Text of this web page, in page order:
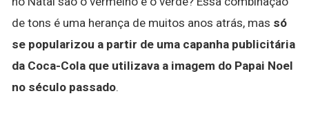
de tons é uma herança de muitos anos atrás, mas só
se popularizou a partir de uma capanha publicitária
da Coca-Cola que utilizava a imagem do Papai Noel
no século passado.